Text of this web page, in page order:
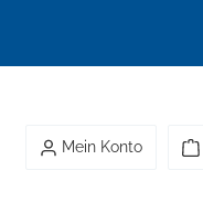
Mein Konto